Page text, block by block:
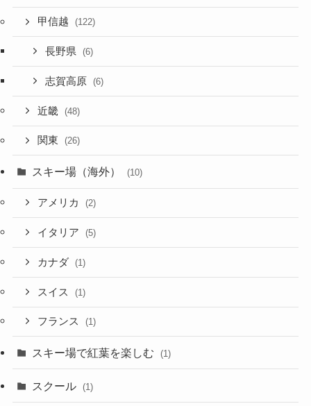
甲信越 (122)
長野県 (6)
志賀高原 (6)
近畿 (48)
関東 (26)
スキー場（海外） (10)
アメリカ (2)
イタリア (5)
カナダ (1)
スイス (1)
フランス (1)
スキー場で紅葉を楽しむ (1)
スクール (1)